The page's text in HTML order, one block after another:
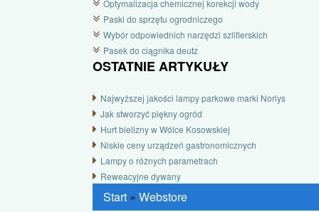
Optymalizacja chemicznej korekcji wody
Paski do sprzętu ogrodniczego
Wybór odpowiednich narzędzi szlifierskich
Pasek do ciągnika deutz
OSTATNIE ARTYKUŁY
Najwyższej jakości lampy parkowe marki Norlys
Jak stworzyć piękny ogród
Hurt bielizny w Wólce Kosowskiej
Niskie ceny urządzeń gastronomicznych
Lampy o różnych parametrach
Reweacyjne dywany
Start » Webstore